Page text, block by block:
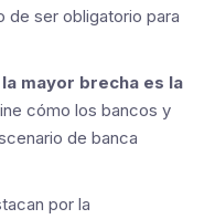
de ser obligatorio para
mayor brecha es la
cómo los bancos y
de banca
por la